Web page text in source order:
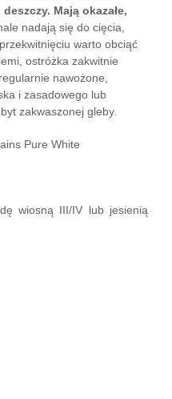
Mają okazałe,
nadają się do cięcia,
warto obciąć
ostróżka zakwitnie
nawożone,
i zasadowego lub
zakwaszonej gleby.
Pure White
wiosną III/IV lub jesienią